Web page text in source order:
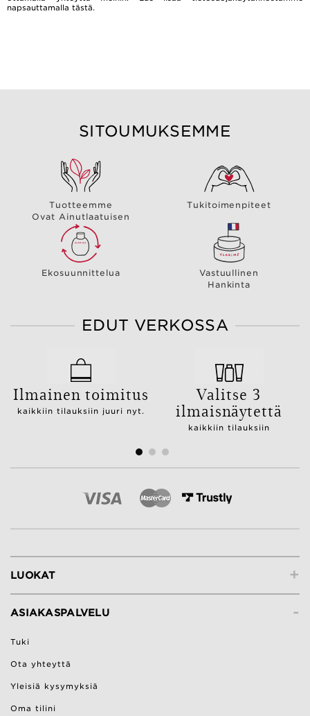
napsauttamalla tästä.
SITOUMUKSEMME
Tuotteemme
Ovat Ainutlaatuisen
Tukitoimenpiteet
Ekosuunnittelua
Vastuullinen
Hankinta
EDUT VERKOSSA
Ilmainen toimitus
kaikkiin tilauksiin juuri nyt.
Valitse 3
ilmaisnäytettä
kaikkiin tilauksiin
+
LUOKAT
-
ASIAKASPALVELU
Tuki
Ota yhteyttä
Yleisiä kysymyksiä
Oma tilini